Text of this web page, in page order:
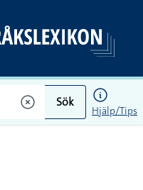
Sök
Hjälp/Tips